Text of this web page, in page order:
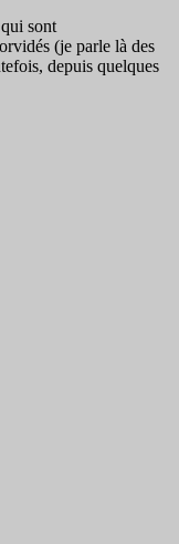
sont
(je parle là des
depuis quelques